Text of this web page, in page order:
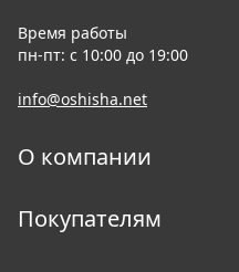
Время работы
пн-пт: с 10:00 до 19:00
info@oshisha.net
О компании
Покупателям